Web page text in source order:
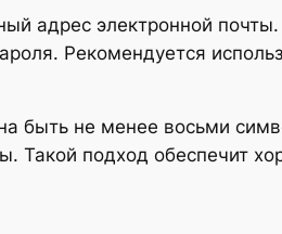
адрес электронной
Рекомендуется
быть не менее восьми
Такой подход обеспечит